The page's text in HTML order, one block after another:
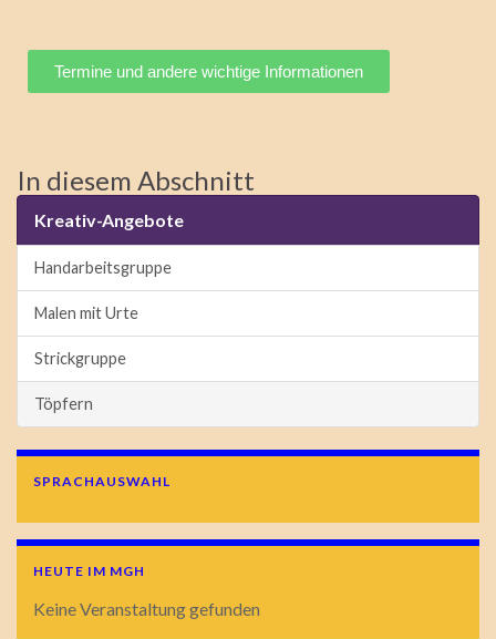
Termine und andere wichtige Informationen
In diesem Abschnitt
Kreativ-Angebote
Handarbeitsgruppe
Malen mit Urte
Strickgruppe
Töpfern
SPRACHAUSWAHL
HEUTE IM MGH
Keine Veranstaltung gefunden